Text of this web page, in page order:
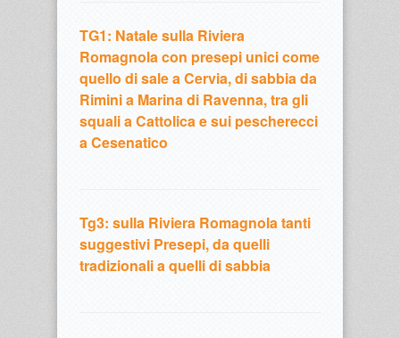
TG1: Natale sulla Riviera
Romagnola con presepi unici come
quello di sale a Cervia, di sabbia da
Rimini a Marina di Ravenna, tra gli
squali a Cattolica e sui pescherecci
a Cesenatico
Tg3: sulla Riviera Romagnola tanti
suggestivi Presepi, da quelli
tradizionali a quelli di sabbia